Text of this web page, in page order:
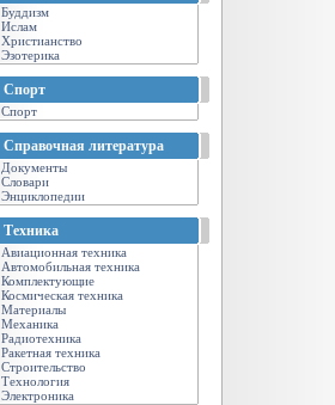
Буддизм
Ислам
Христианство
Эзотерика
Спорт
Спорт
Справочная литература
Документы
Словари
Энциклопедии
Техника
Авиационная техника
Автомобильная техника
Комплектующие
Космическая техника
Материалы
Механика
Радиотехника
Ракетная техника
Строительство
Технология
Электроника